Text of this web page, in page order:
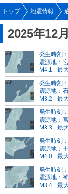
トップ 地震情報
2025年12
発生時刻
震源地：
M4.1
最
発生時刻
震源地：
M3.2
最
発生時刻
震源地：
M3.3
最
発生時刻
震源地：
M4.0
最
発生時刻
震源地：
M3.4
最